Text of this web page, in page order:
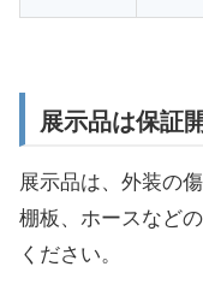
展示品は保証
展示品は、外装の
棚板、ホースなど
ください。